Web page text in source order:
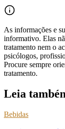
As informações e
informativo. Elas
tratamento nem o
psicólogos,
Procure sempre
tratamento.
Leia
Bebidas